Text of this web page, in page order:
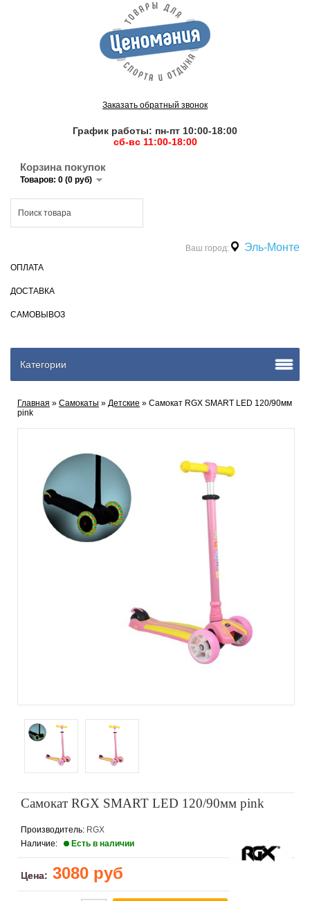
Заказать обратный звонок
График работы: пн-пт 10:00-18:00
сб-вс 11:00-18:00
Корзина покупок
Товаров: 0 (0 руб)
Ваш город: Эль-Монте
ОПЛАТА
ДОСТАВКА
САМОВЫВОЗ
Категории
Главная » Самокаты » Детские » Самокат RGX SMART LED 120/90мм
pink
Самокат RGX SMART LED 120/90мм pink
Производитель: RGX
Наличие:
Есть в наличии
Цена: 3080 руб